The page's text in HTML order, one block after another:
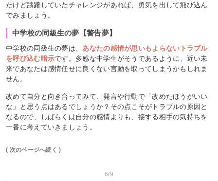
たけど躊躇していたチャレンジがあれば、勇気を出して飛び込ん
でみましょう。
中学校の同級生の夢【警告夢】
中学校の同級生の夢は、あなたの感情が思いもよらないトラブル
を呼び込む暗示です。多感な中学生がそうであるように、近い未
来であなたは感情任せに良くない言動を取ってしまうかもしれま
せん。
改めて自分と向き合ってみて、発言や行動で「改めたほうがいい
な」と思う点はあるでしょうか？その点こそがトラブルの原因と
なるので、しばらくは自分の感情よりも、接する相手の気持ちを
一番に考えていきましょう。
( 次のページへ続く )
6/9